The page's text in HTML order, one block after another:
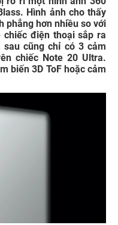
Hình ảnh cho thấy
phẳng hơn nhiều so với
điện thoại sắp ra
cũng chỉ có 3 cảm
chiếc Note 20 Ultra.
biến 3D ToF hoặc cảm